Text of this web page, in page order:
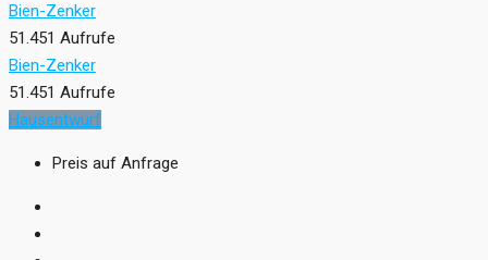
Bien-Zenker
51.451 Aufrufe
Bien-Zenker
51.451 Aufrufe
Hausentwurf
Preis auf Anfrage